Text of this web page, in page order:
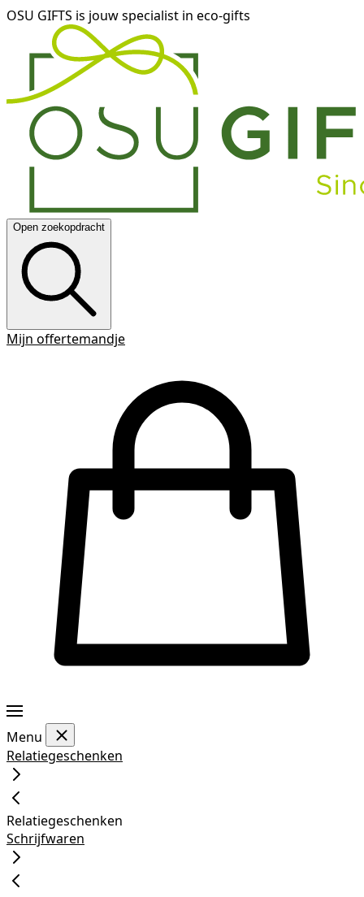
OSU GIFTS is jouw specialist in eco-gifts
Open zoekopdracht
Mijn offertemandje
Menu
Relatiegeschenken
Relatiegeschenken
Schrijfwaren